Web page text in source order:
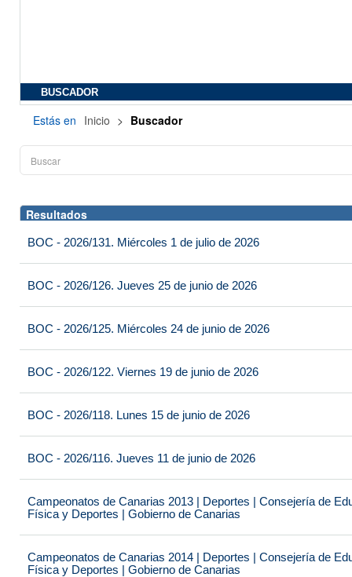
BUSCADOR
Estás en Inicio > Buscador
Resultados
BOC - 2026/131. Miércoles 1 de julio de 2026
BOC - 2026/126. Jueves 25 de junio de 2026
BOC - 2026/125. Miércoles 24 de junio de 2026
BOC - 2026/122. Viernes 19 de junio de 2026
BOC - 2026/118. Lunes 15 de junio de 2026
BOC - 2026/116. Jueves 11 de junio de 2026
Campeonatos de Canarias 2013 | Deportes | Consejería de
Física y Deportes | Gobierno de Canarias
Campeonatos de Canarias 2014 | Deportes | Consejería de
Física y Deportes | Gobierno de Canarias